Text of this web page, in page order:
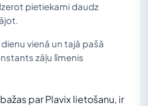
pietiekami daudz
vienā un tajā pašā
zāļu līmenis
par Plavix lietošanu, ir